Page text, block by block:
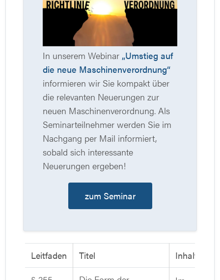
In unserem Webinar „Umstieg auf
die neue Maschinenverordnung“
informieren wir Sie kompakt über
die relevanten Neuerungen zur
neuen Maschinenverordnung. Als
Seminarteilnehmer werden Sie im
Nachgang per Mail informiert,
sobald sich interessante
Neuerungen ergeben!
zum Seminar
Leitfaden Titel
Inhalt